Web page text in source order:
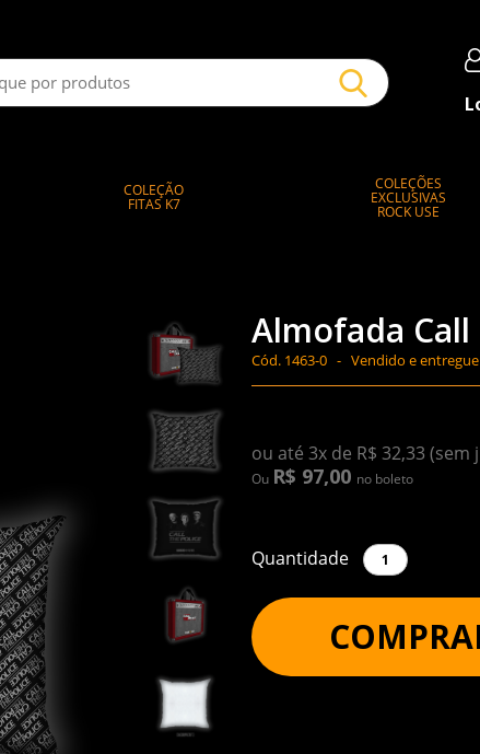
COLEÇÃO
FITAS K7
COLEÇÕES
EXCLUSIVAS
ROCK USE
Almofada
Cód. 1463-0 - Vendido e
ou até 3x de R$ 32,33 (sem
Ou R$ 97,00 no boleto
Quantidade